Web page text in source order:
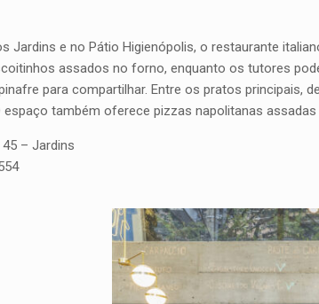
Jardins e no Pátio Higienópolis, o restaurante
assados no forno, enquanto os tutores
para compartilhar. Entre os pratos principais,
espaço também oferece pizzas napolitanas
45 – Jardins